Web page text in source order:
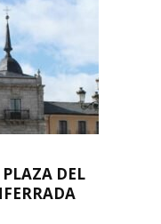
DEL